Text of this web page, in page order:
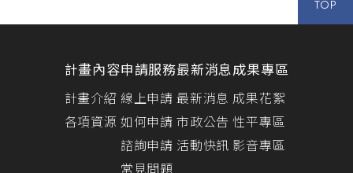
TOP
計畫內容
計畫介紹
各項資源
申請服務
線上申請
如何申請
諮詢申請
最新消息
最新消息
市政公告
活動快訊
成果專區
成果花絮
性平專區
影音專區